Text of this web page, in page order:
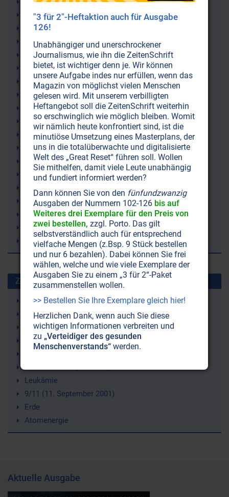
John Lennon
Geheimbünde
Desinformation
Bewusstseins-Manipulation
Bewusstseinskontrolle
Vietnam
Rauschgift
Opium
Neue Weltordnung (New World Order NWO)
Laos
Gesellschaftsprobleme
Drogensucht
Drogenschmuggel
Drogenpolitik
Drogenkrieg
Drogenkonsum
Drogenhandel
Drogengeld
Zuletzt gesuchte Stichworte
Bienen
Wasserkreislauf
Selbstliebe (-annahme)
Bluthochdruck
Leukämie
9/11 (11. September 2001)
Erde
Atomenergie
Aktuelle Ausgabe
"3 für 2"-Heftaktion auch für Ausgabe
126!
Unabhängiger und unerschrockener
Journalismus, wie ihn die ZeitenSchrift
bietet, ist wichtiger denn je. Wir können
unsere Aufgabe indes nur erfüllen, wenn das
Magazin von möglichst vielen Menschen
gelesen wird. Mit unserem verbilligten
Heftangebot soll die ZeitenSchrift weiterhin
so erschwinglich wie möglich bleiben. Womit
wir nämlich heute konfrontiert sind, ist die
minutiöse Umsetzung eines Masterplans, der
uns in die totalüberwachte und digitalisierte
Welt des „Great Reset“ führen soll. Wollen
Sie mithelfen, damit viele Leute unabhängig
und fundiert informiert werden?
Dann können Sie von den fünfundzwanzig
Ausgaben der Nummern 102-126 bis auf
Weiteres drei Exemplare für den Preis von
zwei bestellen, zzgl. Porto. Das gilt
selbstverständlich auch für entsprechend
vielfache Mengen (z.Bsp. 9 Stück bestellen
und nur 6 bezahlen). Dabei können Sie frei
wählen, welche und wie viele Exemplare der
Ausgaben Sie zu einem „3 für 2“-Paket
zusammenstellen wollen.
>> Bestellen Sie Ihre Exemplare gleich hier!
Herzlichen Dank, wenn auch Sie diese
wichtigen Informationen verbreiten und
zu „Verteidiger des gesunden
Menschenverstands“ werden.